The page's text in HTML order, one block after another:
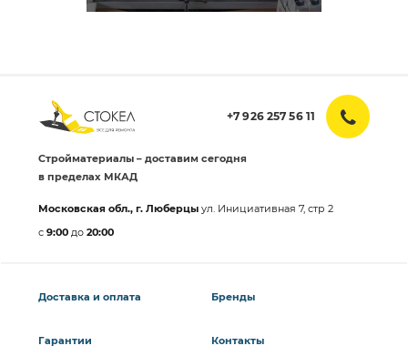
+7 926 257 56 11
Стройматериалы – доставим сегодня
в пределах МКАД
Московская обл., г. Люберцы ул. Инициативная 7, стр 2
с 9:00 до 20:00
Доставка и оплата
Гарантии
Бренды
Контакты